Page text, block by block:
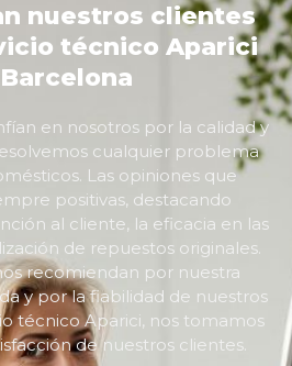
nuestros clientes
técnico Aparici
en nosotros por la calidad y
cualquier problema
Las opiniones que
positivas, destacando
al cliente, la eficacia en las
de repuestos originales.
recomiendan por nuestra
y por la fiabilidad de nuestros
técnico Aparici, nos tomamos
de nuestros clientes.